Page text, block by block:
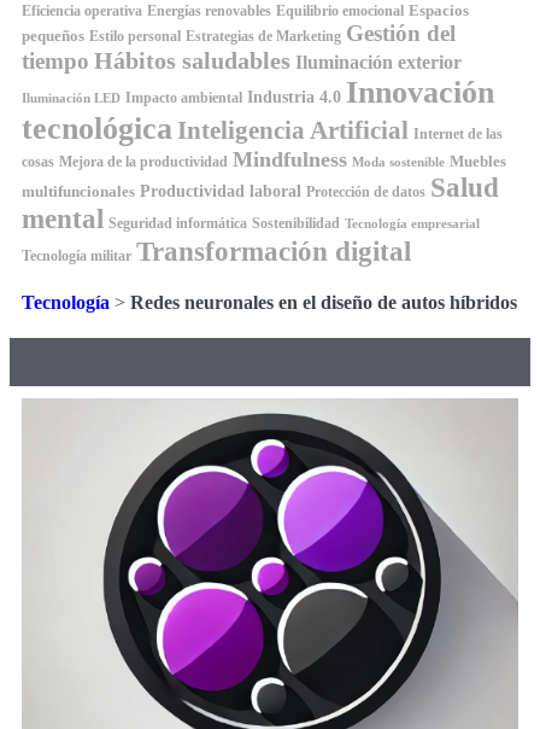
Eficiencia operativa Energías renovables Equilibrio emocional Espacios
pequeños Estilo personal Estrategias de Marketing Gestión del
tiempo Hábitos saludables Iluminación exterior
Iluminación LED Impacto ambiental Industria 4.0 Innovación
tecnológica Inteligencia Artificial Internet de las
cosas Mejora de la productividad Mindfulness Moda sostenible Muebles
multifuncionales Productividad laboral Protección de datos Salud
mental Seguridad informática Sostenibilidad Tecnología empresarial
Tecnología militar Transformación digital
Tecnología > Redes neuronales en el diseño de autos híbridos